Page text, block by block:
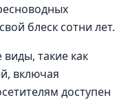
блеск сотни лет.
такие как
включая
доступен